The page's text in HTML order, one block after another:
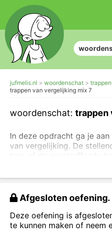
jufmelis.nl woordenschat
trappen van vergelijking mix 7
woordenschat: trappen
In deze opdracht ga je
van vergelijking. De
trap of de overtreffende
uitleg over de trappen van
Als je deze opdrachten
eersteenvoudigere
vergelijking maken.
Vul de juiste woorden in.
Afgesloten oefening.
Deze oefening is
te kunnen maken of neem